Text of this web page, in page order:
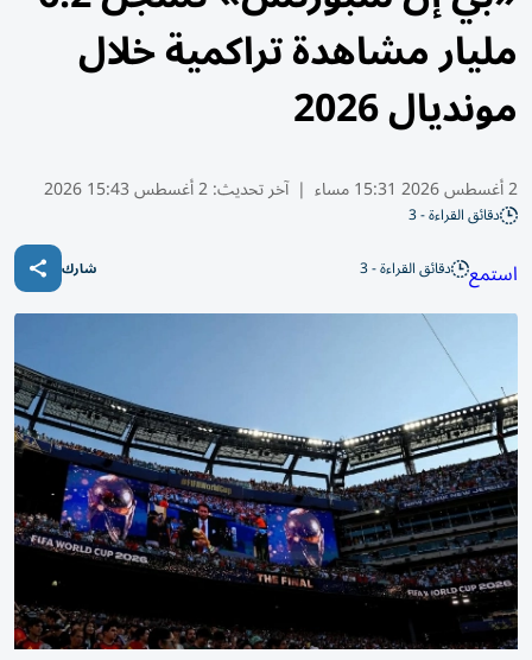
مليار مشاهدة تراكمية خلال
مونديال 2026
2 أغسطس 2026 15:31 مساء | آخر تحديث:2 أغسطس 15:43 2026
دقائق القراءة - 3
استمع دقائق القراءة - 3 شارك